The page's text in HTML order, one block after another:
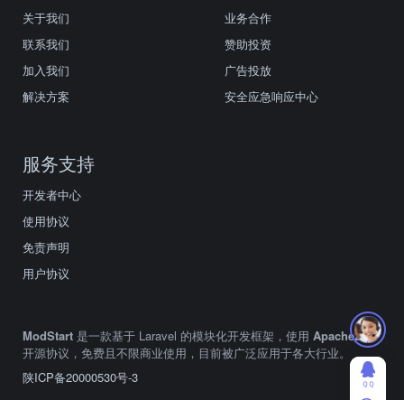
关于我们
联系我们
加入我们
解决方案
业务合作
赞助投资
广告投放
安全应急响应中心
服务支持
开发者中心
使用协议
免责声明
用户协议
ModStart 是一款基于 Laravel 的模块化开发框架，使用 Apache2.0
开源协议，免费且不限商业使用，目前被广泛应用于各大行业。
陕ICP备20000530号-3
ＱＱ